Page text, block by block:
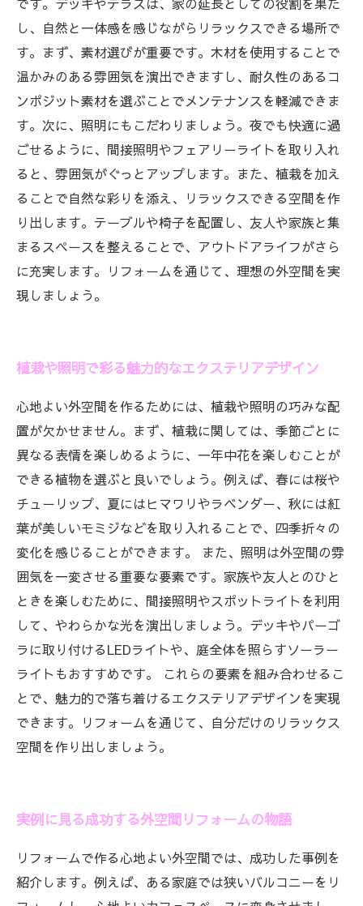
し、自然と一体感を感じながらリラックスできる場所で
す。まず、素材選びが重要です。木材を使用することで
温かみのある雰囲気を演出できますし、耐久性のあるコ
ンポジット素材を選ぶことでメンテナンスを軽減できま
す。次に、照明にもこだわりましょう。夜でも快適に過
ごせるように、間接照明やフェアリーライトを取り入れ
ると、雰囲気がぐっとアップします。また、植栽を加え
ることで自然な彩りを添え、リラックスできる空間を作
り出します。テーブルや椅子を配置し、友人や家族と集
まるスペースを整えることで、アウトドアライフがさら
に充実します。リフォームを通じて、理想の外空間を実
現しましょう。
植栽や照明で彩る魅力的なエクステリアデザイン
心地よい外空間を作るためには、植栽や照明の巧みな配
置が欠かせません。まず、植栽に関しては、季節ごとに
異なる表情を楽しめるように、一年中花を楽しむことが
できる植物を選ぶと良いでしょう。例えば、春には桜や
チューリップ、夏にはヒマワリやラベンダー、秋には紅
葉が美しいモミジなどを取り入れることで、四季折々の
変化を感じることができます。 また、照明は外空間の雰
囲気を一変させる重要な要素です。家族や友人とのひと
ときを楽しむために、間接照明やスポットライトを利用
して、やわらかな光を演出しましょう。デッキやパーゴ
ラに取り付けるLEDライトや、庭全体を照らすソーラー
ライトもおすすめです。 これらの要素を組み合わせるこ
とで、魅力的で落ち着けるエクステリアデザインを実現
できます。リフォームを通じて、自分だけのリラックス
空間を作り出しましょう。
実例に見る成功する外空間リフォームの物語
リフォームで作る心地よい外空間では、成功した事例を
紹介します。例えば、ある家庭では狭いバルコニーをリ